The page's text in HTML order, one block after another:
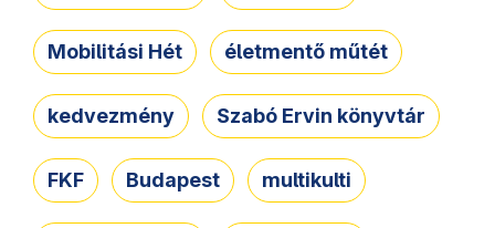
Mobilitási Hét életmentő műtét
kedvezmény Szabó Ervin könyvtár
FKF Budapest multikulti